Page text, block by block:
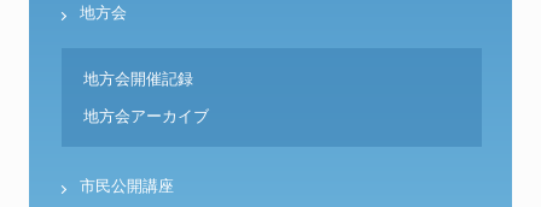
地方会
地方会開催記録
地方会アーカイブ
市民公開講座